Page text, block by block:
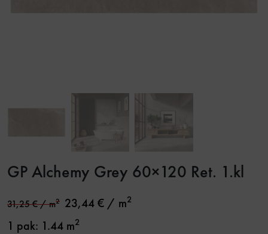
GP Alchemy Grey 60×120 Ret. 1.kl
31,25€/ m2 23,44€ / m2
1 pak: 1.44 m2